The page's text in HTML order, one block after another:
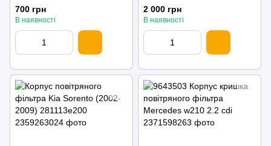
Skoda Octavia A5 04-13
700 грн
В наявності
1001408552
2 000 грн
В наявності